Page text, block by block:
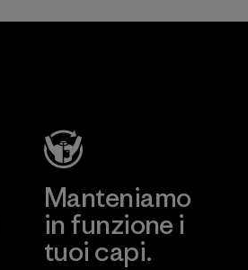
Manteniamo
in funzione i
tuoi capi.